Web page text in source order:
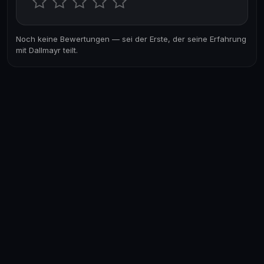
Noch keine Bewertungen — sei der Erste, der seine Erfahrung
mit Dallmayr teilt.